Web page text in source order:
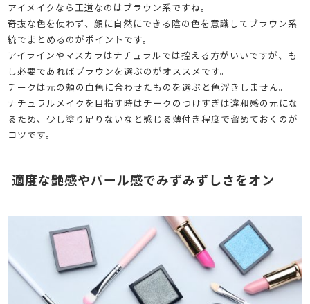
アイメイクなら王道なのはブラウン系ですね。
奇抜な色を使わず、顔に自然にできる陰の色を意識してブラウン系
統でまとめるのがポイントです。
アイラインやマスカラはナチュラルでは控える方がいいですが、も
し必要であればブラウンを選ぶのがオススメです。
チークは元の頬の血色に合わせたものを選ぶと色浮きしません。
ナチュラルメイクを目指す時はチークのつけすぎは違和感の元にな
るため、少し塗り足りないなと感じる薄付き程度で留めておくのが
コツです。
適度な艶感やパール感でみずみずしさをオン